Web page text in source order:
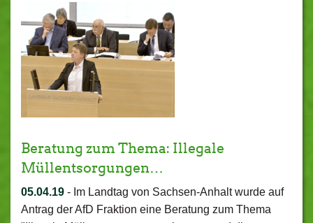
Beratung zum Thema: Illegale
Müllentsorgungen…
05.04.19 - Im Landtag von Sachsen-Anhalt wurde auf
Antrag der AfD Fraktion eine Beratung zum Thema